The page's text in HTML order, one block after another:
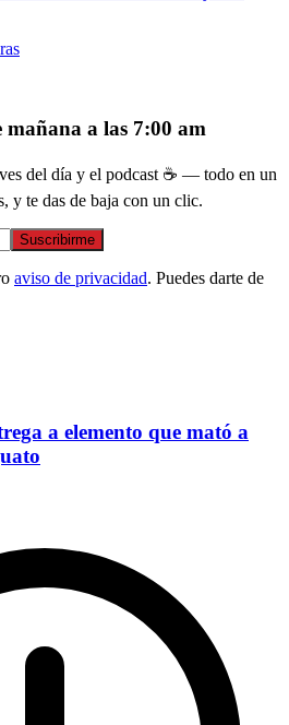
mañana a las 7:00 am
del día y el podcast ☕ — todo en un
y te das de baja con un clic.
Suscribirme
aviso de privacidad. Puedes darte de
a elemento que mató a